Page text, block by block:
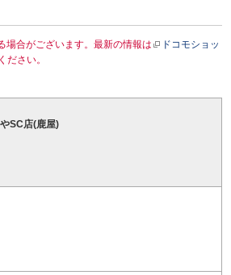
場合がございます。最新の情報は
ドコモショッ
ださい。
SC店(鹿屋)